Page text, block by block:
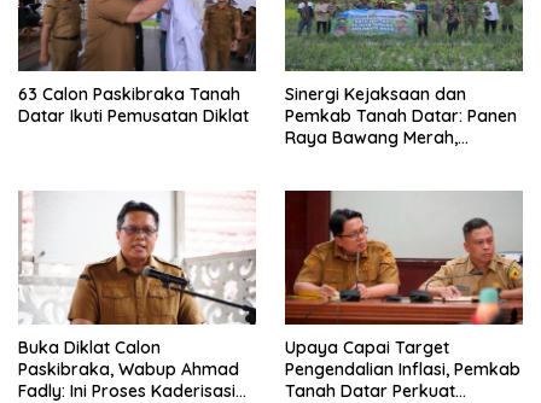
63 Calon Paskibraka Tanah
Datar Ikuti Pemusatan Diklat
Sinergi Kejaksaan dan
Pemkab Tanah Datar: Panen
Raya Bawang Merah,
Buka Diklat Calon
Paskibraka, Wabup Ahmad
Fadly: Ini Proses Kaderisasi
Upaya Capai Target
Pengendalian Inflasi, Pemkab
Tanah Datar Perkuat